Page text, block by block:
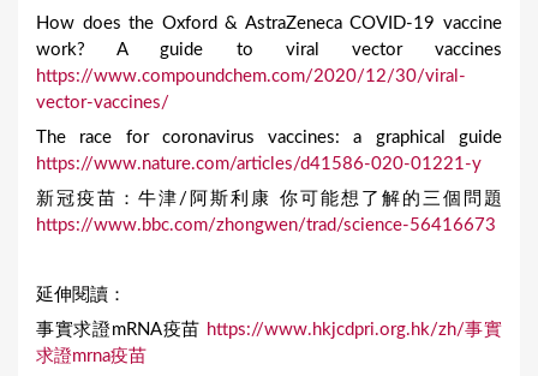
How does the Oxford & AstraZeneca COVID-19 vaccine
work? A guide to viral vector vaccines
https://www.compoundchem.com/2020/12/30/viral-
vector-vaccines/
The race for coronavirus vaccines: a graphical guide
https://www.nature.com/articles/d41586-020-01221-y
新冠疫苗：牛津/阿斯利康 你可能想了解的三個問題
https://www.bbc.com/zhongwen/trad/science-56416673
延伸閱讀：
事實求證mRNA疫苗 https://www.hkjcdpri.org.hk/zh/事實
求證mrna疫苗